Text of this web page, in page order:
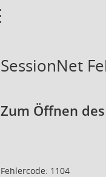
navigation
SessionNet
Zum Öffnen
Fehlercode: 1104